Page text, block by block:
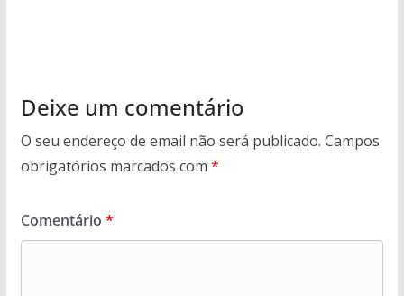
Deixe um comentário
O seu endereço de email não será publicado. Campos
obrigatórios marcados com *
Comentário *